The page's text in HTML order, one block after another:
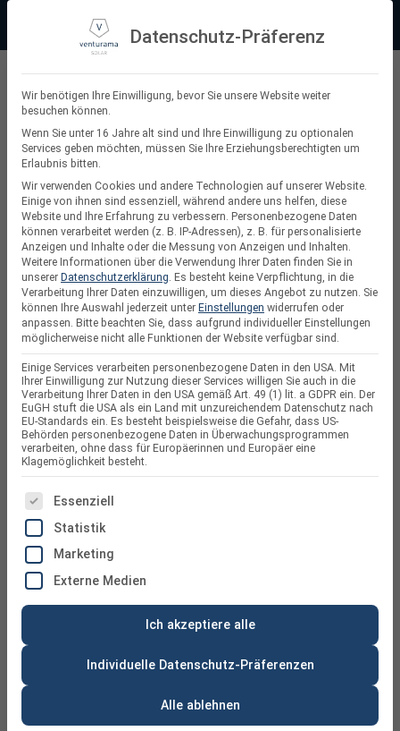
springen
+49 (0) 64 64 37 19 5 - 0
Suchen
nach:
10 kW Wechselrichter
Datenschutz-Präferenz
Wir benötigen Ihre Einwilligung, bevor Sie unsere Website weiter
besuchen können.
Wenn Sie unter 16 Jahre alt sind und Ihre Einwilligung zu optionalen
Services geben möchten, müssen Sie Ihre Erziehungsberechtigten um
Erlaubnis bitten.
Wir verwenden Cookies und andere Technologien auf unserer Website.
Einige von ihnen sind essenziell, während andere uns helfen, diese
Website und Ihre Erfahrung zu verbessern. Personenbezogene Daten
können verarbeitet werden (z. B. IP-Adressen), z. B. für personalisierte
Anzeigen und Inhalte oder die Messung von Anzeigen und Inhalten.
Weitere Informationen über die Verwendung Ihrer Daten finden Sie in
unserer Datenschutzerklärung. Es besteht keine Verpflichtung, in die
Verarbeitung Ihrer Daten einzuwilligen, um dieses Angebot zu nutzen. Sie
können Ihre Auswahl jederzeit unter Einstellungen widerrufen oder
anpassen. Bitte beachten Sie, dass aufgrund individueller Einstellungen
möglicherweise nicht alle Funktionen der Website verfügbar sind.
Einige Services verarbeiten personenbezogene Daten in den USA. Mit
Ihrer Einwilligung zur Nutzung dieser Services willigen Sie auch in die
Verarbeitung Ihrer Daten in den USA gemäß Art. 49 (1) lit. a GDPR ein. Der
EuGH stuft die USA als ein Land mit unzureichendem Datenschutz nach
EU-Standards ein. Es besteht beispielsweise die Gefahr, dass US-
Behörden personenbezogene Daten in Überwachungsprogrammen
verarbeiten, ohne dass für Europäerinnen und Europäer eine
Klagemöglichkeit besteht.
ES FOLGT EINE LISTE DER SERVICE-GRUPPEN, FÜR
Essenziell
Statistik
Marketing
Externe Medien
Ich akzeptiere alle
Individuelle Datenschutz-Präferenzen
Alle ablehnen